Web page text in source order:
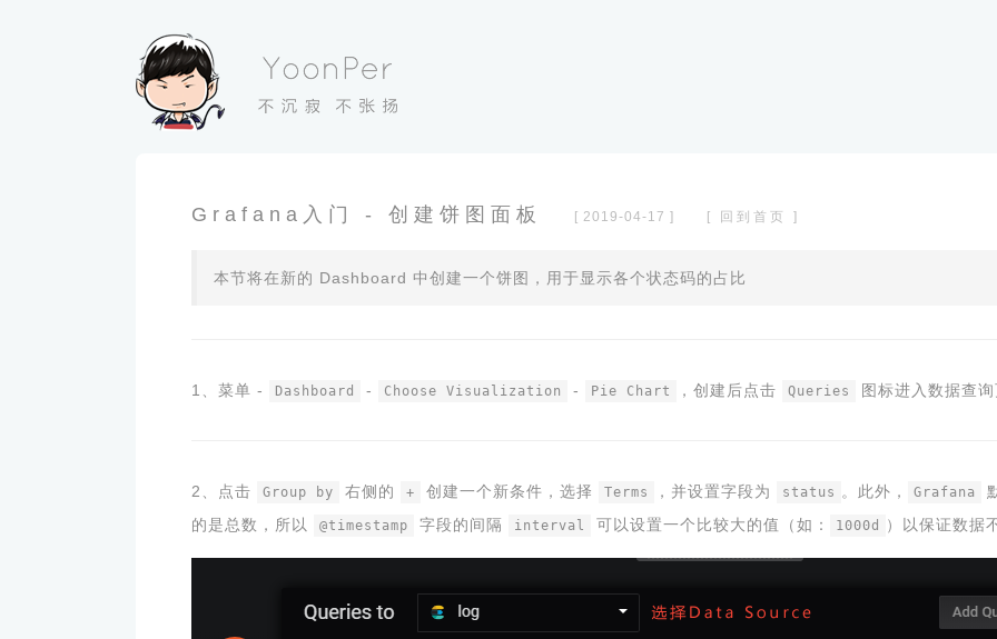
Grafana入门 - 创建饼图面板 [ 2019-04-17 ] [ 回到首页 ]
本节将在新的 Dashboard 中创建一个饼图，用于显示各个状态码的占比
1、菜单 - Dashboard - Choose Visualization - Pie Chart ，创建后点击 Queries 图标进入数据查
2、点击 Group by 右侧的 + 创建一个新条件，选择 Terms ，并设置字段为 status 。此外， Grafana
的是总数，所以
@timestamp 字段的间隔 interval 可以设置一个比较大的值（如： 1000d ）以保证数据